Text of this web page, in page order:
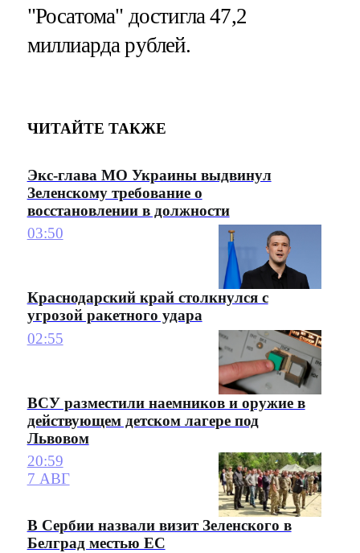
"Росатома" достигла 47,2
миллиарда рублей.
ЧИТАЙТЕ ТАКЖЕ
Экс-глава МО Украины выдвинул
Зеленскому требование о
восстановлении в должности
03:50
Краснодарский край столкнулся с
угрозой ракетного удара
02:55
ВСУ разместили наемников и оружие в
действующем детском лагере под
Львовом
20:59
7 АВГ
В Сербии назвали визит Зеленского в
Белград местью ЕС